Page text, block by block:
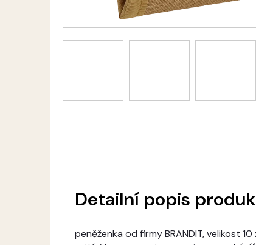
Detailní popis
peněženka od firmy BRANDIT, velikost